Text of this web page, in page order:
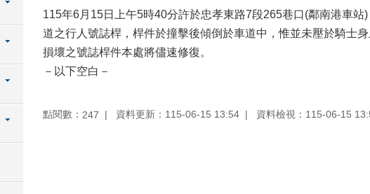
115年6月15日上午5時40分許於忠孝東路7段265巷口(鄰南港車
道之行人號誌桿，桿件於撞擊後傾倒於車道中，惟並未壓於騎士
損壞之號誌桿件本處將儘速修復。
－以下空白－
點閱數： 247 資料更新：115-06-15 13:54 資料檢視：115-06-15